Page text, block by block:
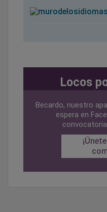
Locos
Becardo, nuestro
espera en